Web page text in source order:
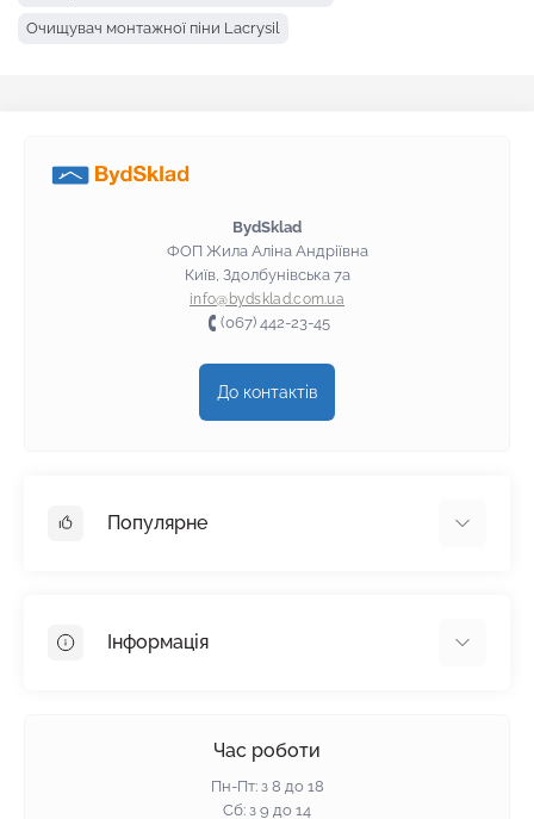
Очищувач монтажної піни Lacrysil
BydSklad
ФОП Жила Аліна Андріївна
Київ, Здолбунівська 7а
info@bydsklad.com.ua
(067) 442-23-45
До контактів
Популярне
Пінопласт
Інформація
Гарантія та повернення
Час роботи
Пн-Пт: з 8 до 18
Сб: з 9 до 14